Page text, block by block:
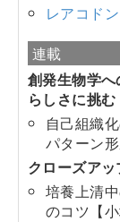
レアコド
連載
創発生物学
らしさに挑む
自己組織
パターン
クローズア
培養上清
のコツ【